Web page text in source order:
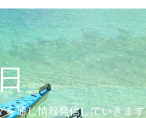
を通じ情報発信していきます